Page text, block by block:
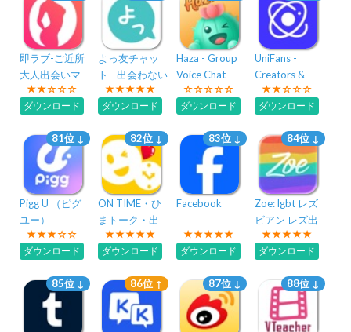
即ラブ-ご近所
大人出会いマ
ッチングアプ
リ
ダウンロード
よっ友チャッ
ト - 出会わない
系チャットト
ークアプリ
ダウンロード
Haza - Group
Voice Chat
Rooms
ダウンロード
UniFans -
Creators &
Fans App
ダウンロード
81位 ↓
Pigg U （ピグ
ユー）
ダウンロード
82位 ↓
ON TIME・ひ
まトーク・出
会いチャット
アプリ
ダウンロード
83位 ↓
Facebook
ダウンロード
84位 ↓
Zoe: lgbt レズ
ビアン レズ出
会い - レインボ
ー
ダウンロード
85位 ↓ 86位 ↑ 87位 ↓ 88位 ↓